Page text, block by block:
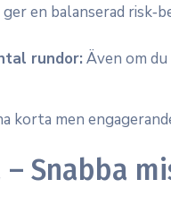
en balanserad
rundor: Även om
korta men
Snabba